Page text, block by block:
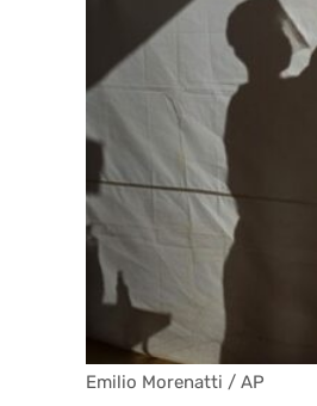
Emilio Morenatti / AP